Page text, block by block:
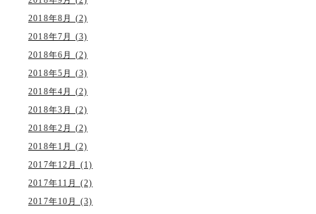
2018年8月 (2)
2018年7月 (3)
2018年6月 (2)
2018年5月 (3)
2018年4月 (2)
2018年3月 (2)
2018年2月 (2)
2018年1月 (2)
2017年12月 (1)
2017年11月 (2)
2017年10月 (3)